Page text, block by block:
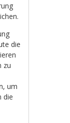
die
zu
um
die